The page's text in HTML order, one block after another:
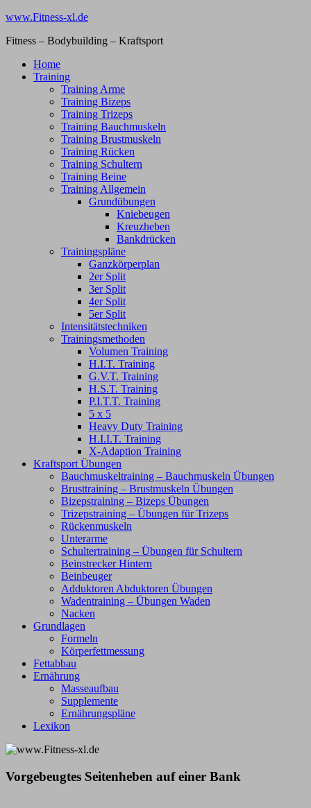
Zum
springen
www.Fitness-xl.de
Fitness – Bodybuilding – Kraftsport
Home
Training
Training Arme
Training Bizeps
Training Trizeps
Training Bauchmuskeln
Training Brustmuskeln
Training Rücken
Training Schultern
Training Beine
Training Allgemein
Grundübungen
Kniebeugen
Kreuzheben
Bankdrücken
Trainingspläne
Ganzkörperplan
2er Split
3er Split
4er Split
5er Split
Intensitätstechniken
Trainingsmethoden
Volumen Training
H.I.T. Training
G.V.T. Training
H.S.T. Training
P.I.T.T. Training
5 x 5
Heavy Duty Training
H.I.I.T. Training
X-Adaption Training
Kraftsport Übungen
Bauchmuskeltraining – Bauchmuskeln Übungen
Brusttraining – Brustmuskeln Übungen
Bizepstraining – Bizeps Übungen
Trizepstraining – Übungen für Trizeps
Rückenmuskeln
Unterarme
Schultertraining – Übungen für Schultern
Beinstrecker Hintern
Beinbeuger
Adduktoren Abduktoren Übungen
Wadentraining – Übungen Waden
Nacken
Grundlagen
Formeln
Körperfettmessung
Fettabbau
Ernährung
Masseaufbau
Supplemente
Ernährungspläne
Lexikon
Vorgebeugtes Seitenheben auf einer Bank